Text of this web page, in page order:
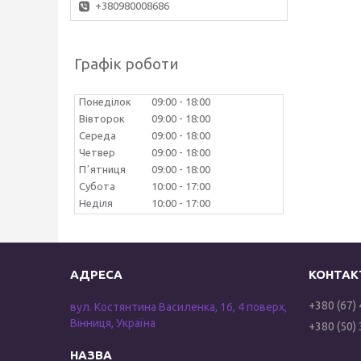
+380980008686
Графік роботи
Понеділок 09:00
18:00
Вівторок
09:00
18:00
Середа
09:00
18:00
Четвер
09:00
18:00
Пʼятниця
09:00
18:00
Субота
10:00
17:00
Неділя
10:00 17:00
вул. Костянтина Василенка, 16, 4 поверх,
Вінниця, Україна
+380 (67)
+380 (50)